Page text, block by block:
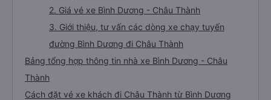
2. Giá vé xe Bình Dương - Châu Thành
3. Giới thiệu, tư vấn các dòng xe chạy tuyến
đường Bình Dương đi Châu Thành
Bảng tổng hợp thông tin nhà xe Bình Dương - Châu
Thành
Cách đặt vé xe khách đi Châu Thành từ Bình Dương